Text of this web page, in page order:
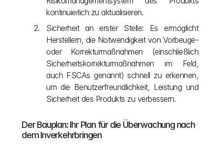
kontinuierlich zu aktualisieren.
Sicherheit an erster Stelle: Es ermöglicht
Herstellern, die Notwendigkeit von Vorbeuge-
oder Korrekturmaßnahmen (einschließlich
Sicherheitskorrekturmaßnahmen im Feld,
auch FSCAs genannt) schnell zu erkennen,
um die Benutzerfreundlichkeit, Leistung und
Sicherheit des Produkts zu verbessern.
Der Bauplan: Ihr Plan für die Überwachung nach
dem Inverkehrbringen